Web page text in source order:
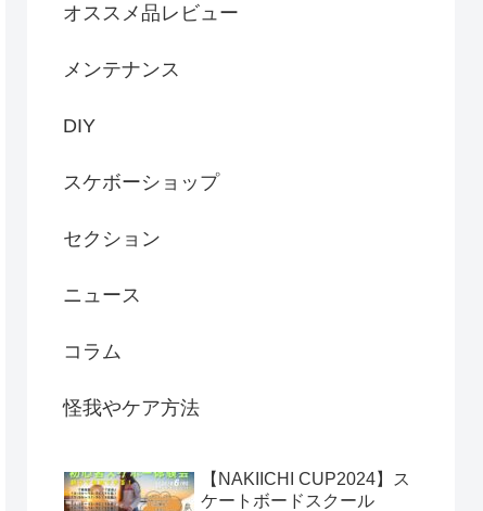
オススメ品レビュー
メンテナンス
DIY
スケボーショップ
セクション
ニュース
コラム
怪我やケア方法
【NAKIICHI CUP2024】ス
ケートボードスクール